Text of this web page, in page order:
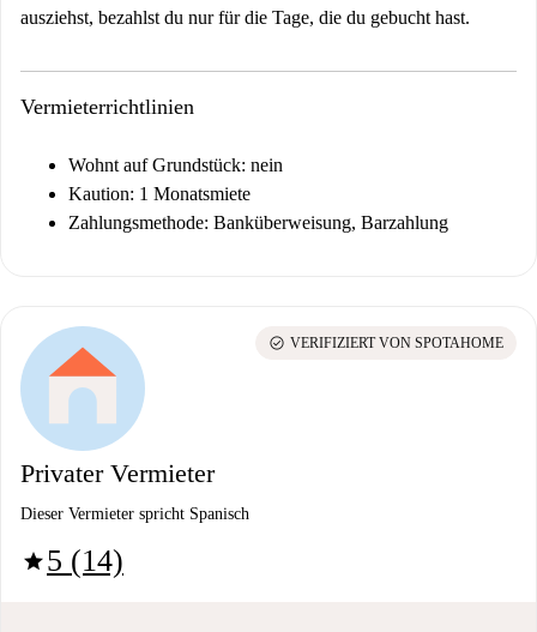
ausziehst, bezahlst du nur für die Tage, die du gebucht hast.
Vermieterrichtlinien
Wohnt auf Grundstück: nein
Kaution: 1 Monatsmiete
Zahlungsmethode: Banküberweisung, Barzahlung
Privater Vermieter
Dieser Vermieter spricht Spanisch
star5 (14)
check_circle VERIFIZIERT VON SPOTAHOME